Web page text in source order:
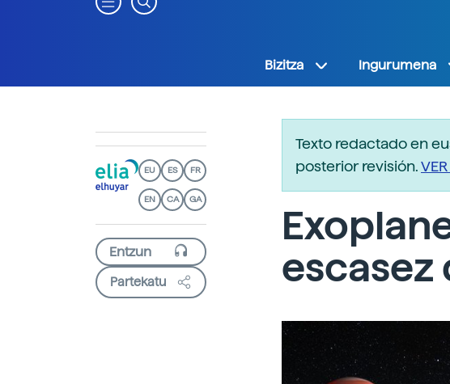
Bizitza Ingurumena
EU ES FR
EN CA GA
Partekatu
Texto redactado en
posterior revisión.
escasez